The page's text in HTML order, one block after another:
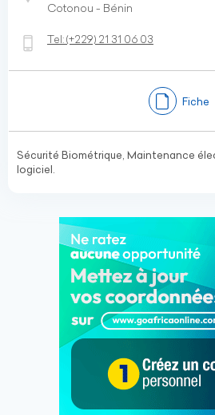
Cotonou - Bénin
Tel:(+229) 21 31 06 03
Fiche
Sécurité Biométrique, Maintenance
logiciel.